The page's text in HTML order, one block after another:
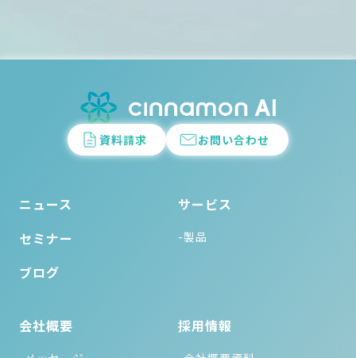
資料請求 お問い合わせ
ニュース
セミナー
ブログ
サービス
-製品
会社概要 採用情報